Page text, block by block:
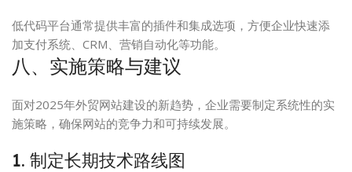
低代码平台通常提供丰富的插件和集成选项，方便企业快速添
加支付系统、CRM、营销自动化等功能。
八、实施策略与建议
面对2025年外贸网站建设的新趋势，企业需要制定系统性的实
施策略，确保网站的竞争力和可持续发展。
1. 制定长期技术路线图